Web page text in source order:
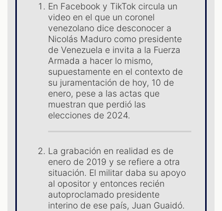
En Facebook y TikTok circula un
video en el que un coronel
venezolano dice desconocer a
Nicolás Maduro como presidente
de Venezuela e invita a la Fuerza
Armada a hacer lo mismo,
supuestamente en el contexto de
su juramentación de hoy, 10 de
enero, pese a las actas que
muestran que perdió las
elecciones de 2024.
La grabación en realidad es de
enero de 2019 y se refiere a otra
situación. El militar daba su apoyo
al opositor y entonces recién
autoproclamado presidente
interino de ese país, Juan Guaidó.